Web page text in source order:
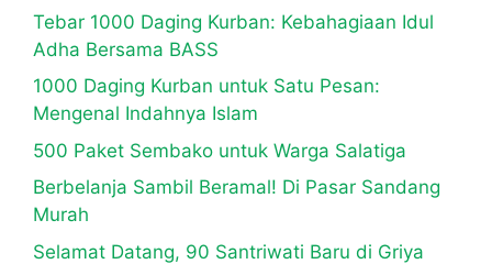
Tebar 1000 Daging Kurban: Kebahagiaan Idul
Adha Bersama BASS
1000 Daging Kurban untuk Satu Pesan:
Mengenal Indahnya Islam
500 Paket Sembako untuk Warga Salatiga
Berbelanja Sambil Beramal! Di Pasar Sandang
Murah
Selamat Datang, 90 Santriwati Baru di Griya